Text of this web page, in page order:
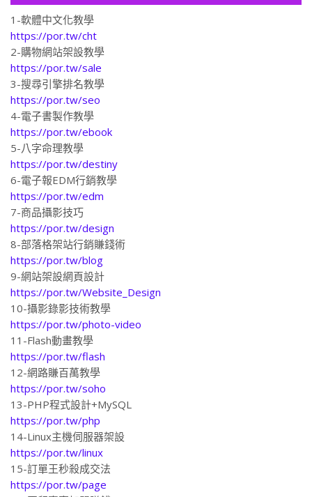
1-軟體中文化教學
https://por.tw/cht
2-購物網站架設教學
https://por.tw/sale
3-搜尋引擎排名教學
https://por.tw/seo
4-電子書製作教學
https://por.tw/ebook
5-八字命理教學
https://por.tw/destiny
6-電子報EDM行銷教學
https://por.tw/edm
7-商品攝影技巧
https://por.tw/design
8-部落格架站行銷賺錢術
https://por.tw/blog
9-網站架設網頁設計
https://por.tw/Website_Design
10-攝影錄影技術教學
https://por.tw/photo-video
11-Flash動畫教學
https://por.tw/flash
12-網路賺百萬教學
https://por.tw/soho
13-PHP程式設計+MySQL
https://por.tw/php
14-Linux主機伺服器架設
https://por.tw/linux
15-訂單王秒殺成交法
https://por.tw/page
16-正印專案加盟賺錢